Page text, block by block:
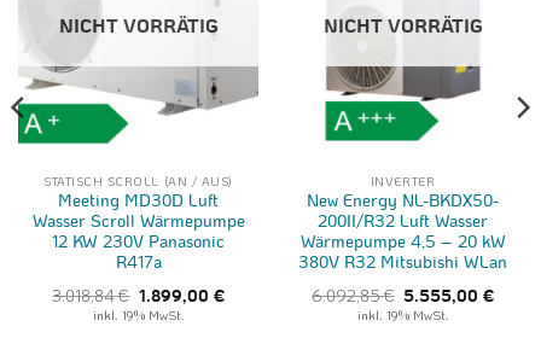
NICHT VORRÄTIG
STATISCH SCROLL (AN / AUS)
Meeting MD30D Luft
Wasser Scroll Wärmepumpe
12 KW 230V Panasonic
R417a
3.018,84€ Ursprünglicher
Preis
war:
1.899,00 €Aktueller
inkl. 19% MwSt.
NICHT VORRÄTIG
INVERTER
New Energy NL-BKDX50-
200II/R32 Luft Wasser
Wärmepumpe 4,5 – 20 kW
380V R32 Mitsubishi WLan
6.092,85€ Ursprünglicher
Preis
war:
5.555,00€
inkl. 19% MwSt.